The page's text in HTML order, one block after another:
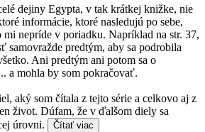
dejiny Egypta, v tak krátkej knižke, nie
informácie, ktoré nasledujú po sebe,
mi nepríde v poriadku. Napríklad na str. 37,
samovražde predtým, aby sa podrobila
Ani predtým ani potom sa o
a mohla by som pokračovať.
aký som čítala z tejto série a celkovo aj z
život. Dúfam, že v ďalšom diely sa
úrovni.
Čítať viac